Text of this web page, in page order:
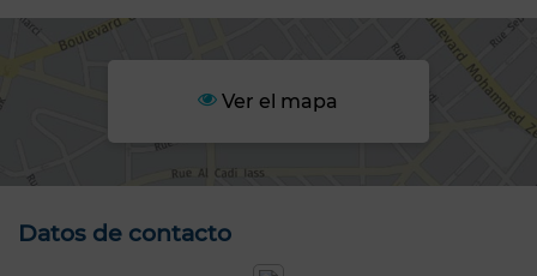
Ver el mapa
Datos de contacto